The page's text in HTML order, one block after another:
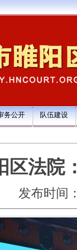
务公开 队伍建设
区法院
发布时间